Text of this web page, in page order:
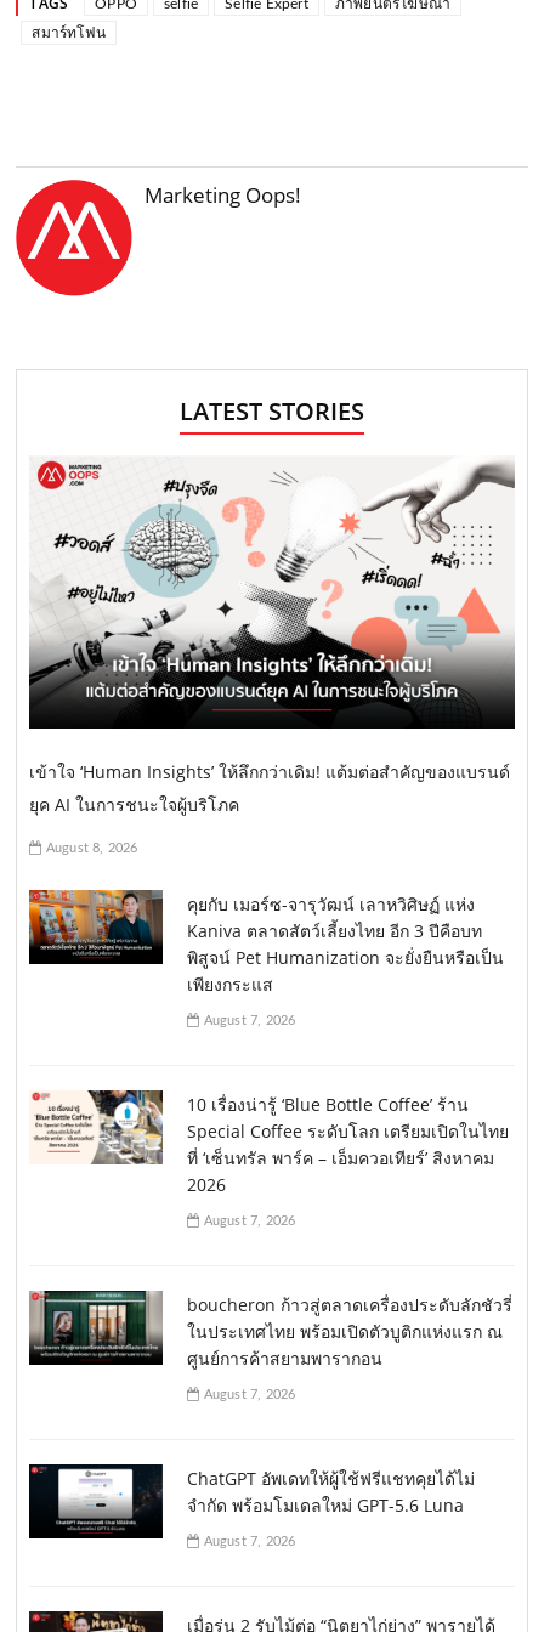
OPPO selfie Selfie Expert
ภาพยนตร์โฆษณา
สมาร์ทโฟน
Marketing Oops!
LATEST STORIES
เข้าใจ ‘Human Insights’ ให้ลึกกว่าเดิม! แต้มต่อสำคัญของแบรนด์
ยุค AI ในการชนะใจผู้บริโภค
August 8, 2026
คุยกับ เมอร์ซ-จารุวัฒน์ เลาหวิศิษฏ์ แห่ง
Kaniva ตลาดสัตว์เลี้ยงไทย อีก 3 ปีคือบท
พิสูจน์ Pet Humanization จะยั่งยืนหรือเป็น
เพียงกระแส
August 7, 2026
10 เรื่องน่ารู้ ‘Blue Bottle Coffee’ ร้าน
Special Coffee ระดับโลก เตรียมเปิดในไทย
ที่ ‘เซ็นทรัล พาร์ค – เอ็มควอเทียร์’ สิงหาคม
2026
August 7, 2026
boucheron ก้าวสู่ตลาดเครื่องประดับลักชัวรี่
ในประเทศไทย พร้อมเปิดตัวบูติกแห่งแรก ณ
ศูนย์การค้าสยามพารากอน
August 7, 2026
ChatGPT อัพเดทให้ผู้ใช้ฟรีแชทคุยได้ไม่
จำกัด พร้อมโมเดลใหม่ GPT-5.6 Luna
August 7, 2026
เมื่อรุ่น 2 รับไม้ต่อ “นิตยาไก่ย่าง” พารายได้